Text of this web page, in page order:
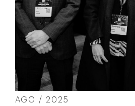
AGO / 2025